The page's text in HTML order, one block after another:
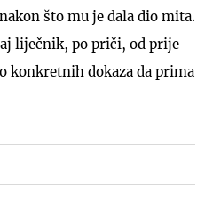
što mu je dala dio mita.
liječnik, po priči, od prije
konkretnih dokaza da prima